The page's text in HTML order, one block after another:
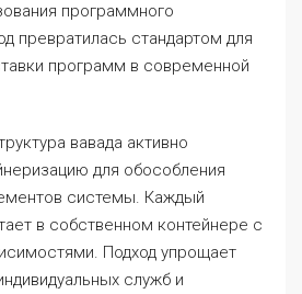
программного
превратилась стандартом для
программ в современной
вавада активно
для обособления
системы. Каждый
в собственном контейнере с
Подход упрощает
служб и